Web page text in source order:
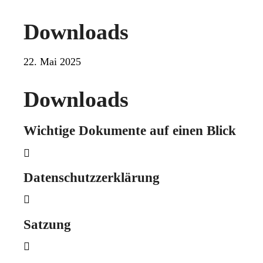
Downloads
22. Mai 2025
Downloads
Wichtige Dokumente auf einen Blick

Datenschutzzerklärung

Satzung
